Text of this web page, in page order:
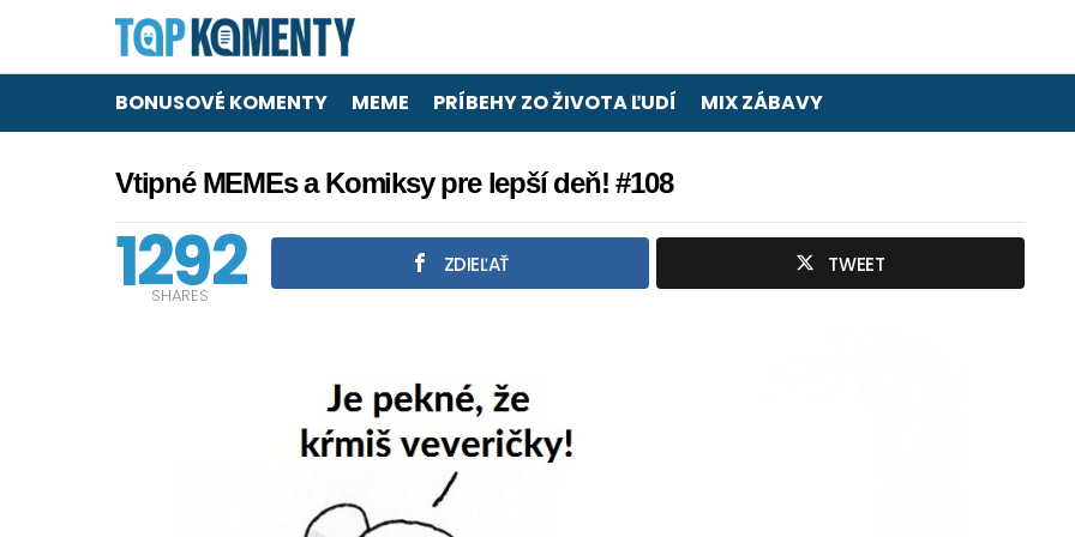
BONUSOVÉ KOMENTY MEME PRÍBEHY ZO ŽIVOTA ĽUDÍ MIX ZÁBAVY
Vtipné MEMEs a Komiksy pre lepší deň! #108
1292
SHARES
ZDIEĽAŤ TWEET